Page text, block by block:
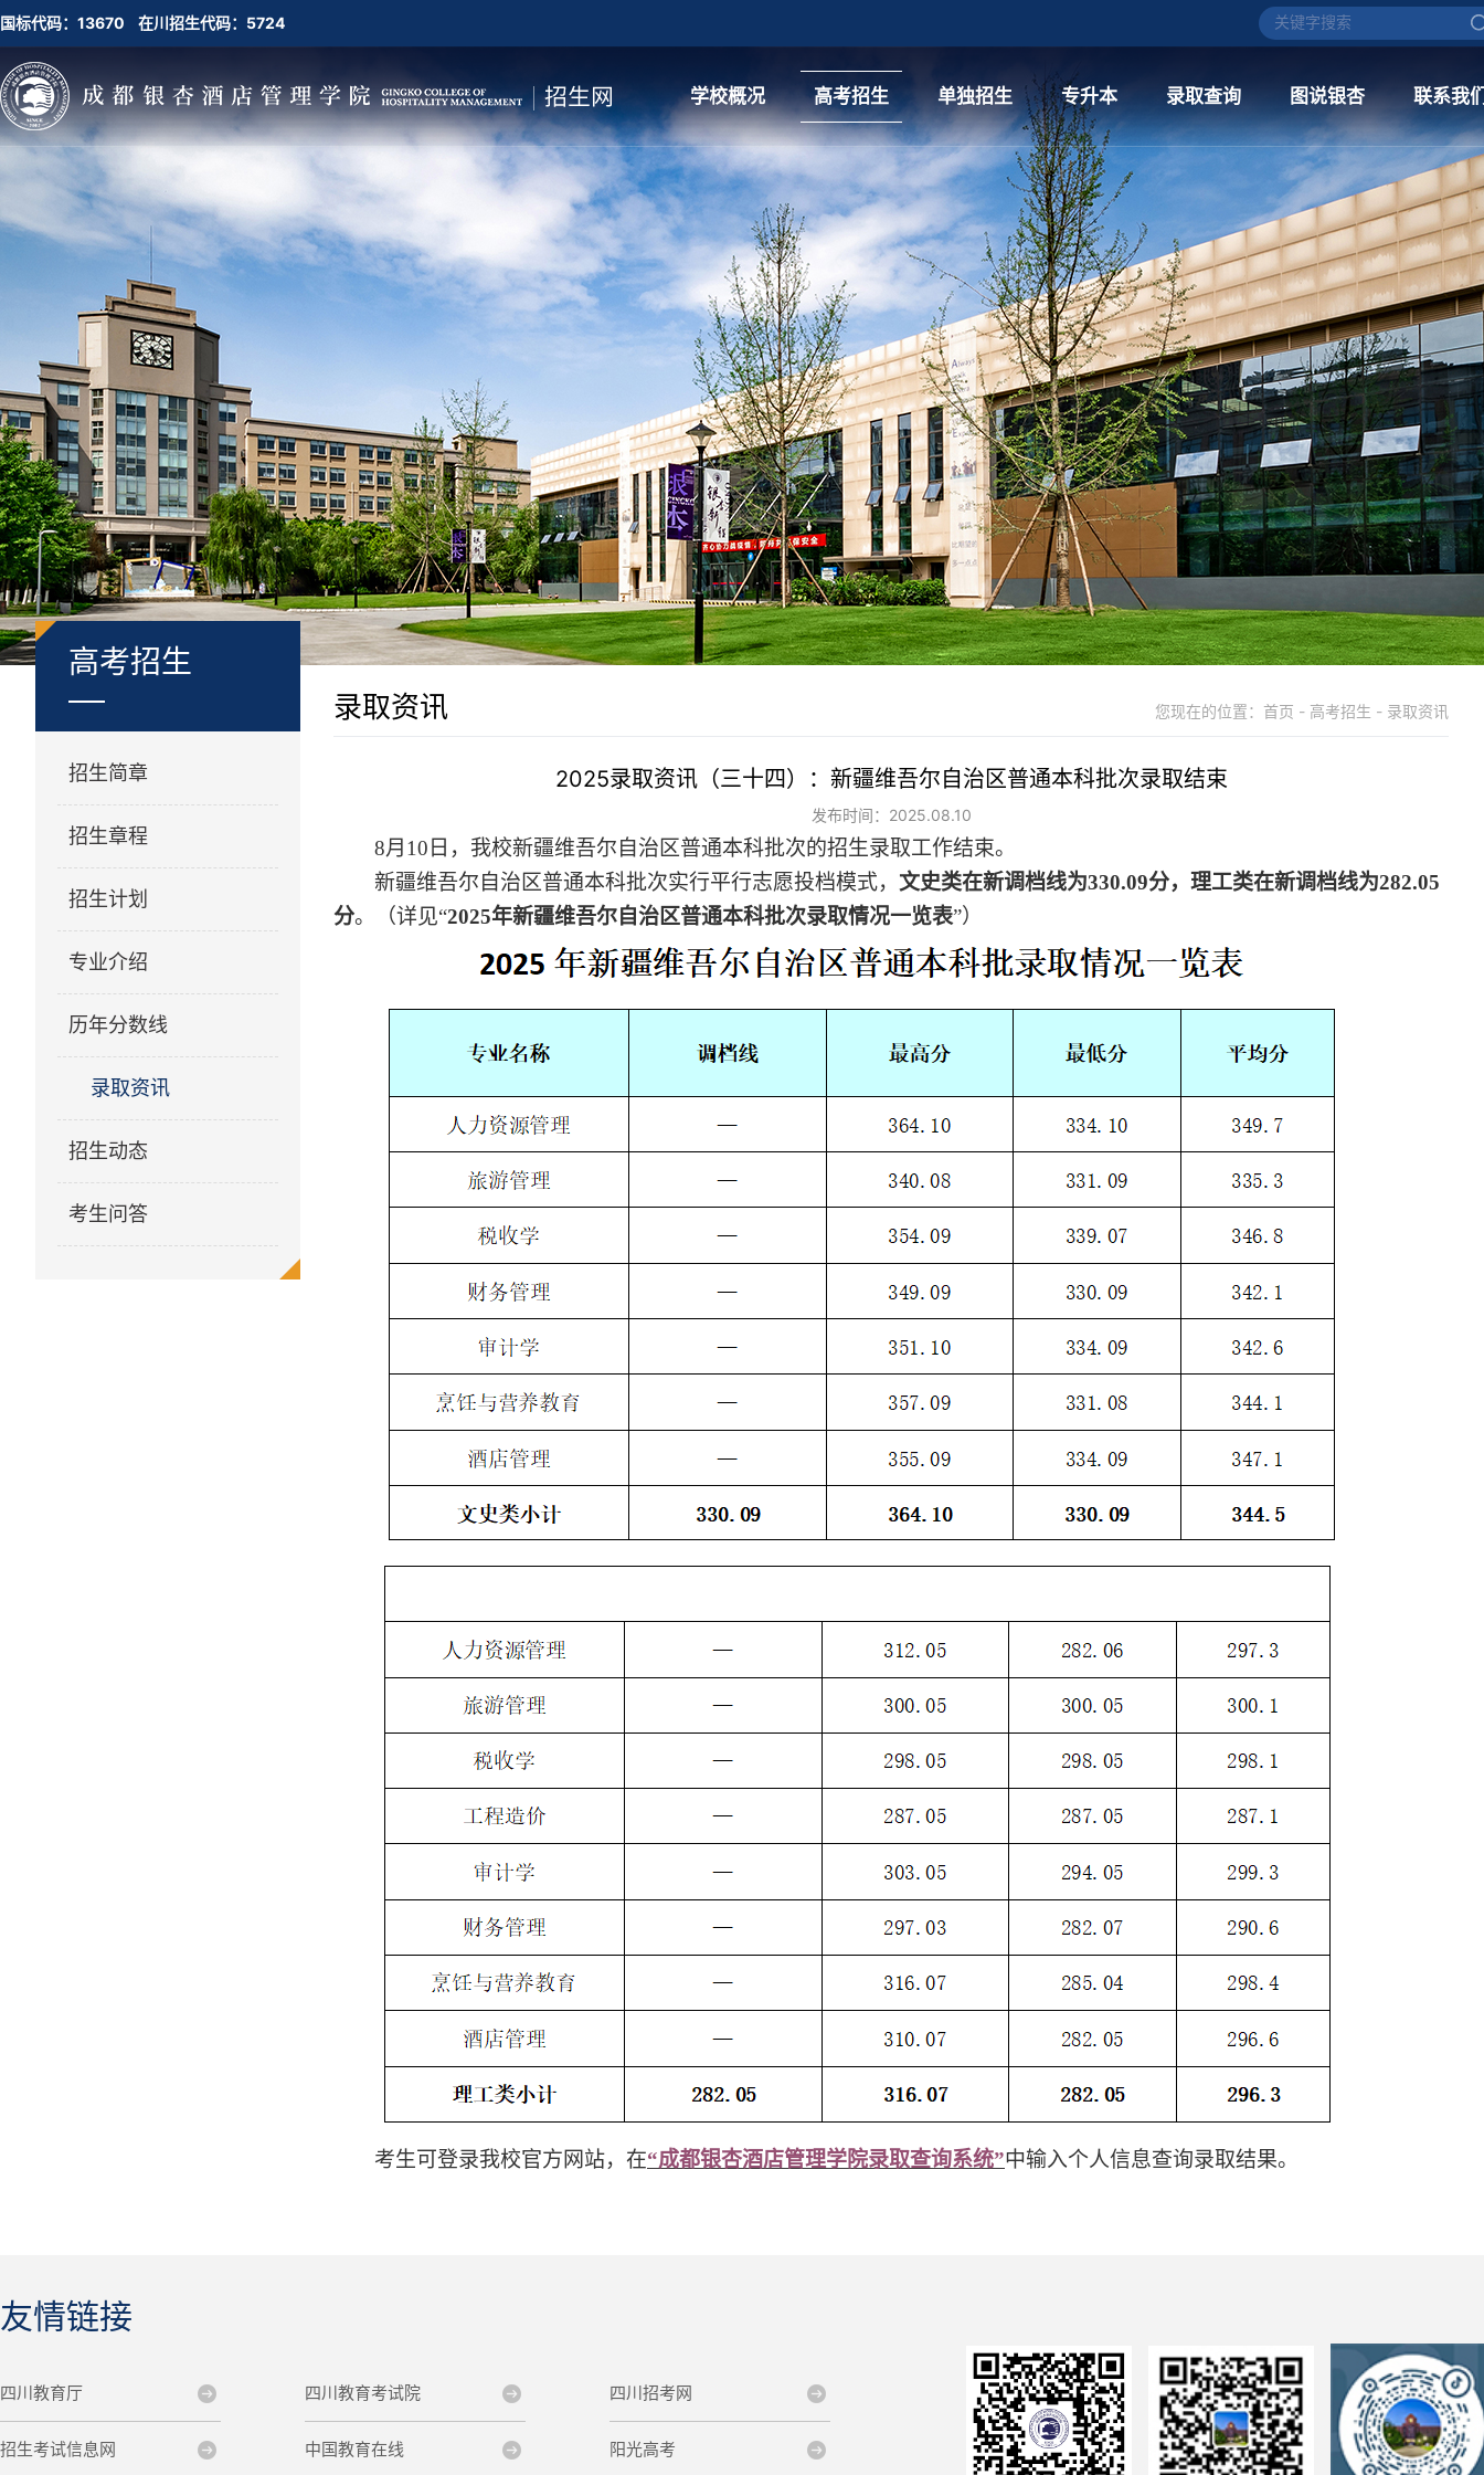
国标代码：13670 在川招生代码：5724
学校概况 高考招生 单独招生 专升本 录取查询 图说银杏 联系我
高考招生
招生简章
招生章程
招生计划
专业介绍
历年分数线
录取资讯
招生动态
考生问答
录取资讯 您现在的位置：首页 - 高考招生 - 录取资讯
2025录取资讯（三十四）：新疆维吾尔自治区普通本科批次录取结束
发布时间：2025.08.10
8月 10 日，我校新疆维吾尔自治区普通本科批次的招生录取工作结束。
新疆维吾尔自治区普通本科批次实行平行志愿投档模式， 文史类在新调档线为330.09分， 理工类在新调档线为282.05
分。（详见“2025年新疆维吾尔自治区普通本科批次录取情况一览表”）
考生可登录我校官方网站，在“成都银杏酒店管理学院录取查询系统”中输入个人信息查询录取结果。
友情链接
四川教育厅 四川教育考试院 四川招考网
招生考试信息网 中国教育在线 阳光高考